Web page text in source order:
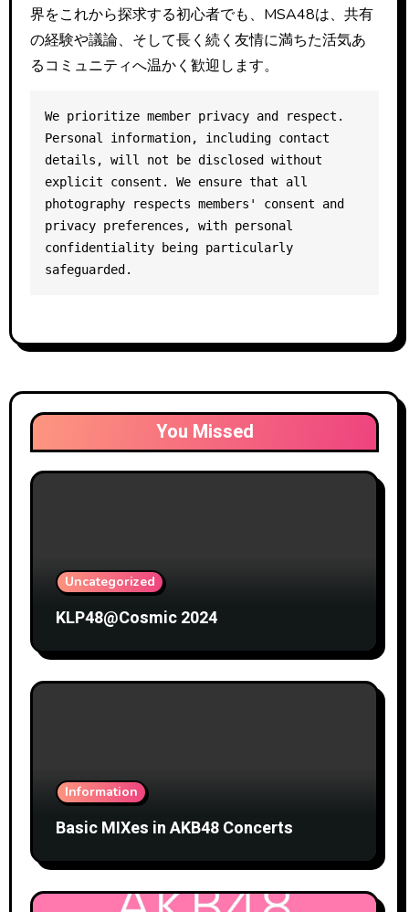
界をこれから探求する初心者でも、MSA48は、共有
の経験や議論、そして長く続く友情に満ちた活気あ
るコミュニティへ温かく歓迎します。
We prioritize member privacy and respect.
Personal information, including contact
details, will not be disclosed without
explicit consent. We ensure that all
photography respects members' consent and
privacy preferences, with personal
confidentiality being particularly
safeguarded.
You Missed
Uncategorized
KLP48@Cosmic 2024
Information
Basic MIXes in AKB48 Concerts